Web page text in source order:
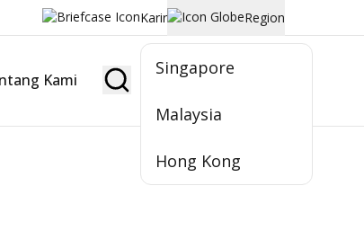
Karir Region
Singapore
Malaysia
Hong Kong
Kami Jadi Nasabah